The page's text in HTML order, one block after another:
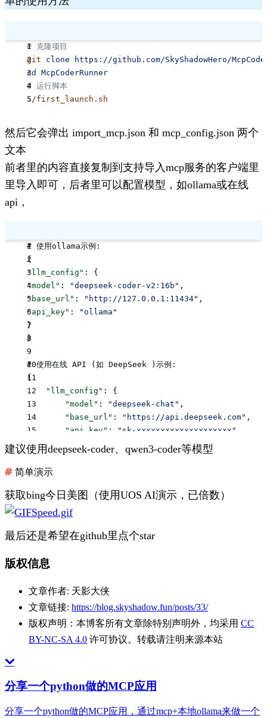
# 克隆项目
git clone https://github.com/SkyShadowHero/
cd
McpCoderRunner
# 运行脚本
./first_launch.sh
然后它会弹出 import_mcp.json 和 mcp_config.json 两个
文本
前者里的内容直接复制到支持导入mcp服务的客户端里
里导入即可，后者里可以配置模型，如ollama或在线
api，
# 使用ollama示例:
{
"llm_config" : {
"model" : "deepseek-coder-v2:16b" ,
"base_url" : "http://127.0.0.1:11434" ,
"api_key" :
"ollama"
}
}
# 使用在线 API (如 DeepSeek )示例:
{
    "llm_config"
: {
        "model"
: "deepseek-chat" ,
        "base_url"
: "https://api.deepseek.com" ,
        "api_key"
:
"sk-xxxxxxxxxxxxxxxxxxxx"
    }
}
建议使用deepseek-coder、qwen3-coder等模型
简单演示
获取bing今日美图（使用UOS AI演示，已倍数）
最后还是希望在github里点个star
版权信息
文章作者: 天影大侠
文章链接: https://blog.skyshadow.fun/posts/33/
版权声明： 本博客所有文章除特别声明外，均采用 CC
BY-NC-SA 4.0 许可协议。转载请注明来源本站
分享一个python做的MCP应用
分享一个python做的MCP应用，通过mcp+本地ollama来做一个